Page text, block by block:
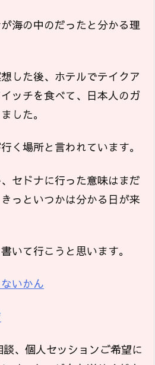
海の中のだったと分かる理
した後、ホテルでテイクア
ッチを食べて、日本人のガ
した。
く場所と言われています。
セドナに行った意味はまだ
っといつかは分かる日が来
いて行こうと思います。
いかん
、個人セッションご希望に